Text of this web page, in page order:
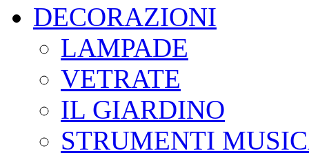
DECORAZIONI
LAMPADE
VETRATE
IL GIARDINO
STRUMENTI